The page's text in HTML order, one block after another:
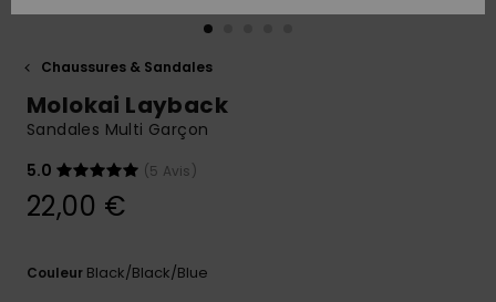
conversation
obtenir la
plus rapide
à votre
question.
Démarrer
des
réponses
Chaussures & Sandales
Molokai Layback
Sandales Multi Garçon
5.0
(5 Avis)
22,00 €
Couleur Black/black/blue